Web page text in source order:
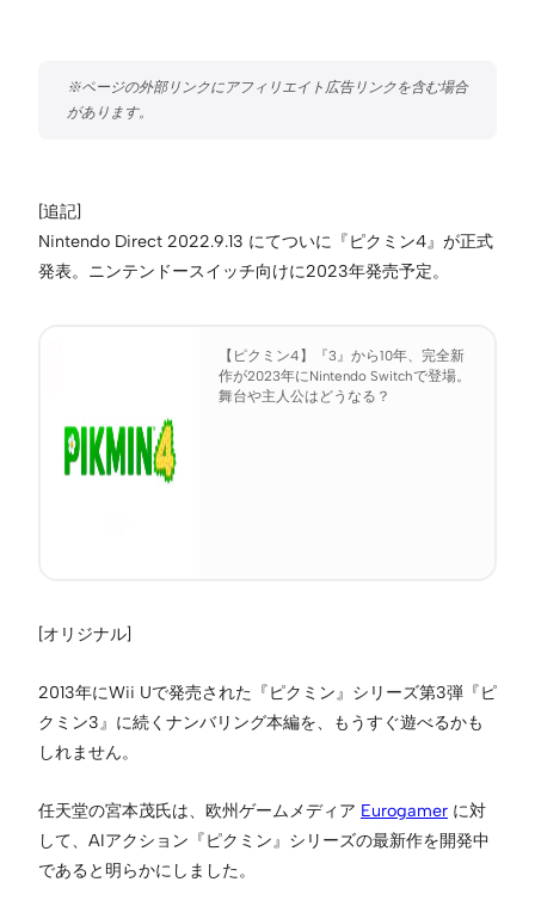
[追記]
Nintendo Direct 2022.9.13 にてついに『ピクミン4』が正式
発表。ニンテンドースイッチ向けに2023年発売予定。
【ピクミン4】『3』から10年、完全新
作が2023年にNintendo Switchで登場。
舞台や主人公はどうなる？
[オリジナル]
2013年にWii Uで発売された『ピクミン』シリーズ第3弾『ピ
クミン3』に続くナンバリング本編を、もうすぐ遊べるかも
しれません。
任天堂の宮本茂氏は、欧州ゲームメディア Eurogamer に対
して、AIアクション『ピクミン』シリーズの最新作を開発中
であると明らかにしました。